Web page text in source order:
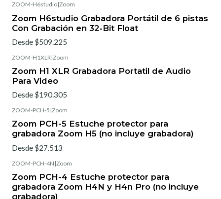
ZOOM-H6studio|Zoom
Zoom H6studio Grabadora Portátil de 6 pistas
Con Grabación en 32‑Bit Float
Desde $509.225
ZOOM-H1XLR |Zoom
Zoom H1 XLR Grabadora Portatil de Audio
Para Video
Desde $190.305
ZOOM-PCH-5 |Zoom
Zoom PCH-5 Estuche protector para
grabadora Zoom H5 (no incluye grabadora)
Desde $27.513
ZOOM-PCH-4N |Zoom
Zoom PCH-4 Estuche protector para
grabadora Zoom H4N y H4n Pro (no incluye
grabadora)